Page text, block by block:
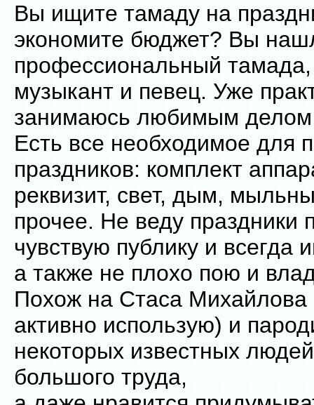
Вы ищите тамаду на
экономите бюджет? Вы
профессиональный тамада,
музыкант и певец. Уже
занимаюсь любимым
Есть все необходимое для
праздников: комплект
реквизит, свет, дым,
прочее. Не веду праздники
чувствую публику и всегда
а также не плохо пою и
Похож на Стаса Михайлова
активно использую) и
некоторых известных
большого труда,